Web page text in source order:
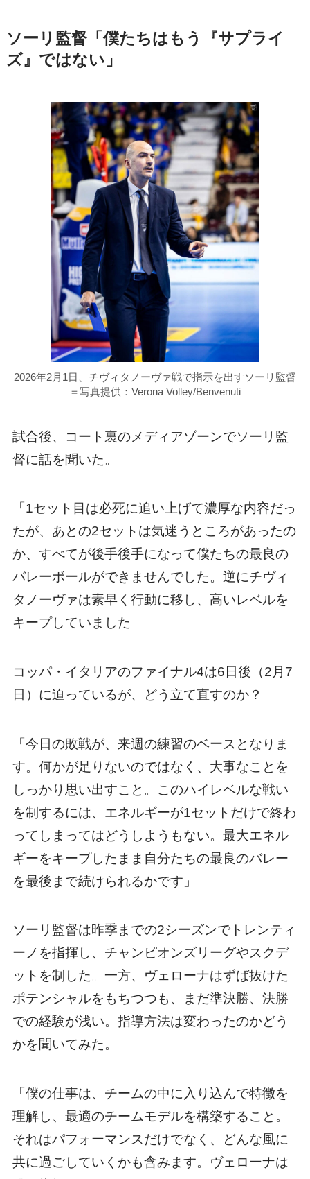
ソーリ監督「僕たちはもう『サプライ
ズ』ではない」
2026年2月1日、チヴィタノーヴァ戦で指示を出すソーリ監督
＝写真提供：Verona Volley/Benvenuti
試合後、コート裏のメディアゾーンでソーリ監
督に話を聞いた。
「1セット目は必死に追い上げて濃厚な内容だっ
たが、あとの2セットは気迷うところがあったの
か、すべてが後手後手になって僕たちの最良の
バレーボールができませんでした。逆にチヴィ
タノーヴァは素早く行動に移し、高いレベルを
キープしていました」
コッパ・イタリアのファイナル4は6日後（2月7
日）に迫っているが、どう立て直すのか？
「今日の敗戦が、来週の練習のベースとなりま
す。何かが足りないのではなく、大事なことを
しっかり思い出すこと。このハイレベルな戦い
を制するには、エネルギーが1セットだけで終わ
ってしまってはどうしようもない。最大エネル
ギーをキープしたまま自分たちの最良のバレー
を最後まで続けられるかです」
ソーリ監督は昨季までの2シーズンでトレンティ
ーノを指揮し、チャンピオンズリーグやスクデ
ットを制した。一方、ヴェローナはずば抜けた
ポテンシャルをもちつつも、まだ準決勝、決勝
での経験が浅い。指導方法は変わったのかどう
かを聞いてみた。
「僕の仕事は、チームの中に入り込んで特徴を
理解し、最適のチームモデルを構築すること。
それはパフォーマンスだけでなく、どんな風に
共に過ごしていくかも含みます。ヴェローナは